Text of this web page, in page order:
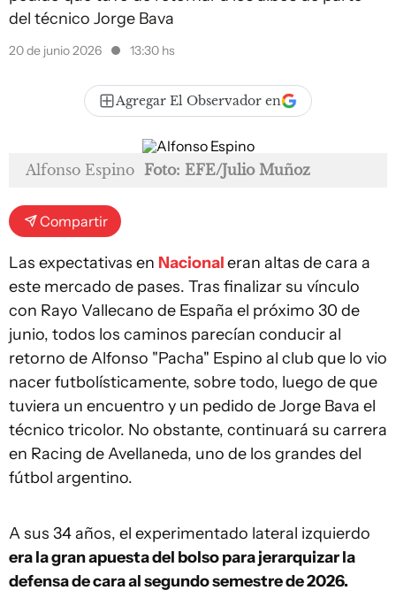
del técnico Jorge Bava
20 de junio 2026 13:30 hs
Agregar El Observador en
Alfonso Espino Foto: EFE/Julio Muñoz
Compartir
Las expectativas en Nacionaleran altas de cara a
este mercado de pases. Tras finalizar su vínculo
con Rayo Vallecano de España el próximo 30 de
junio, todos los caminos parecían conducir al
retorno de Alfonso "Pacha" Espino al club que lo vio
nacer futbolísticamente, sobre todo, luego de que
tuviera un encuentro y un pedido de Jorge Bava el
técnico tricolor. No obstante, continuará su carrera
en Racing de Avellaneda, uno de los grandes del
fútbol argentino.
A sus 34 años, el experimentado lateral izquierdo
era la gran apuesta del bolso para jerarquizar la
defensa de cara al segundo semestre de 2026.